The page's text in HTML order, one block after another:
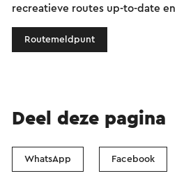
recreatieve routes up-to-date
Routemeldpunt
Deel deze pagina
WhatsApp Facebook